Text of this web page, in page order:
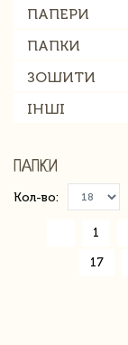
ПАПЕРИ
ПАПКИ
ЗОШИТИ
ІНШІ
ПАПКИ
Кол-во:
1
17